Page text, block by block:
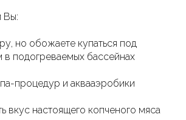
Вы:
но обожаете купаться под
подогреваемых бассейнах
процедур и аквааэробики
вкус настоящего копченого мяса